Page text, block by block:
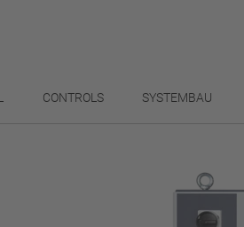
CONTROLS SYSTEMBAU